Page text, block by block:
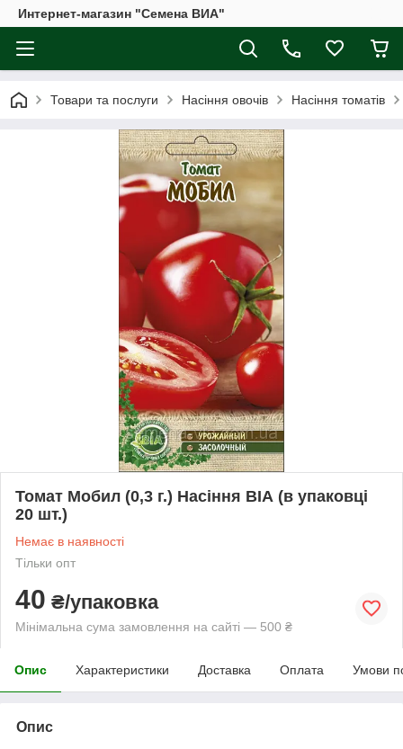
Интернет-магазин "Семена ВИА"
Товари та послуги Насіння овочів Насіння томатів
Томат Мобил (0,3 г.) Насіння ВІА (в упаковці
20 шт.)
Немає в наявності
Тільки опт
40 ₴/упаковка
Мінімальна сума замовлення на сайті — 500 ₴
Опис Характеристики Доставка Оплата Умови
Опис